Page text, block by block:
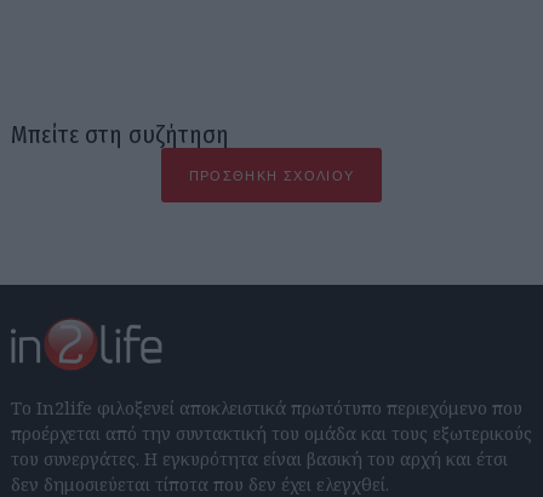
Μπείτε στη συζήτηση
ΠΡΟΣΘΉΚΗ ΣΧΟΛΊΟΥ
Το In2life φιλοξενεί αποκλειστικά πρωτότυπο περιεχόμενο που
προέρχεται από την συντακτική του ομάδα και τους εξωτερικούς
του συνεργάτες. Η εγκυρότητα είναι βασική του αρχή και έτσι
δεν δημοσιεύεται τίποτα που δεν έχει ελεγχθεί.